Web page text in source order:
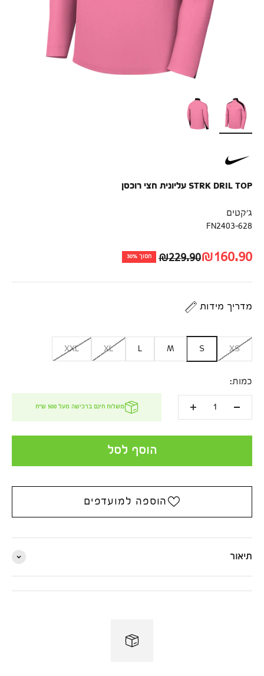
STRK DRIL TOP עליונית חצי רוכסן
ג'קטים
FN2403-628
מחיר לאחר הנחה
₪160.90מחיר רגיל
₪229.90 חסוך 30%
מדריך מידות
XS
S
M
L
XL
XXL
כמות:
משלוח חינם ברכישה מעל 500 ש''ח
הוסף לסל
הוספה למועדפים
תיאור